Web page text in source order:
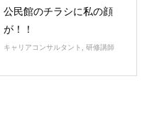
公民館のチラシに私の顔
が！！
キャリアコンサルタント 研修講師